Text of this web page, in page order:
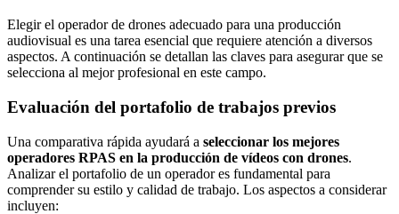
Elegir el operador de drones adecuado para una producción
audiovisual es una tarea esencial que requiere atención a diversos
aspectos. A continuación se detallan las claves para asegurar que se
selecciona al mejor profesional en este campo.
Evaluación del portafolio de trabajos previos
Una comparativa rápida ayudará a seleccionar los mejores
operadores RPAS en la producción de vídeos con drones.
Analizar el portafolio de un operador es fundamental para
comprender su estilo y calidad de trabajo. Los aspectos a considerar
incluyen: